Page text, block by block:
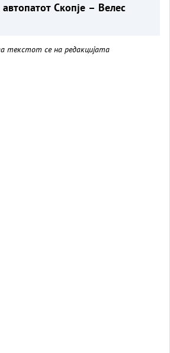
автопатот Скопје – Велес
текстот се на редакцијата